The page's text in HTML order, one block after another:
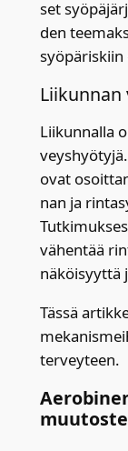
set
den
syö­pä­ris­kiin
Lii­kun­nal­la
ovat
nan ja
vähen­tää
nä­köi­syyt­tä
Täs­sä
ter­vey­teen.